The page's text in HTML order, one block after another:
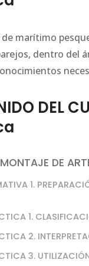
de marítimo
dentro del
DEL
DE
1.
1.
2.
3.